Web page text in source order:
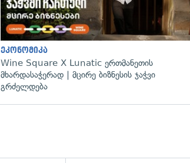
ეკონომიკა
Wine Square X Lunatic ერთმანეთის
მხარდასაჭერად | მცირე ბიზნესის ჯაჭვი
გრძელდება